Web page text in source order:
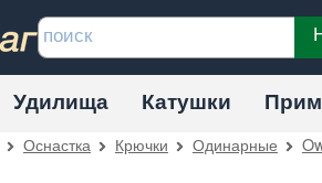
Удилища Катушки
Оснастка Крючки Одинарные